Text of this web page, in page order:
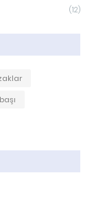
(12)